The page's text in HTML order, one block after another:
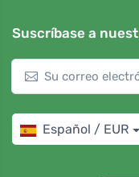
Suscríbase a
Español / EUR